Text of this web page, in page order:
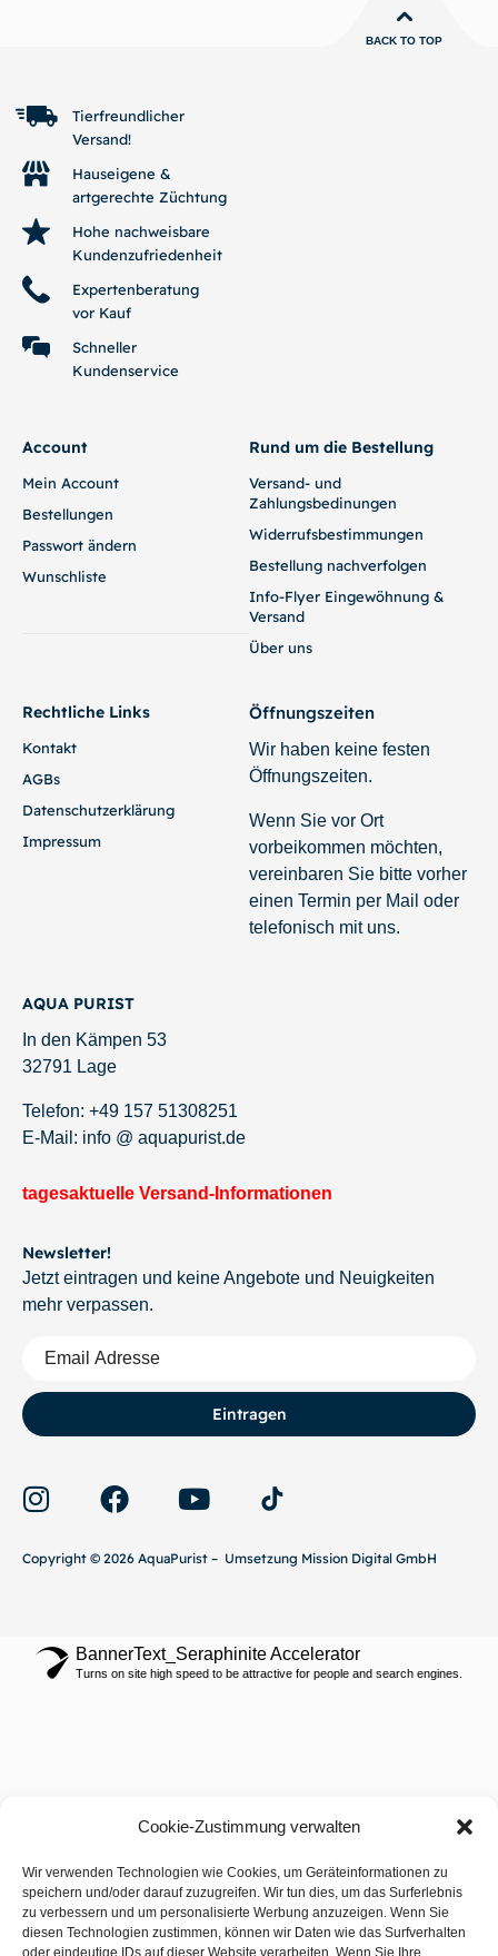
Cookie-Zustimmung verwalten
Wir verwenden Technologien wie Cookies, um Geräteinformationen zu
speichern und/oder darauf zuzugreifen. Wir tun dies, um das Surferlebnis
zu verbessern und um personalisierte Werbung anzuzeigen. Wenn Sie
diesen Technologien zustimmen, können wir Daten wie das Surfverhalten
oder eindeutige IDs auf dieser Website verarbeiten. Wenn Sie Ihre
BACK TO TOP
Tierfreundlicher
Versand!
Hauseigene &
artgerechte Züchtung
Hohe nachweisbare
Kundenzufriedenheit
Expertenberatung
vor Kauf
Schneller
Kundenservice
Account
Mein Account
Bestellungen
Passwort ändern
Wunschliste
Rund um die Bestellung
Versand- und
Zahlungsbedinungen
Widerrufsbestimmungen
Bestellung nachverfolgen
Info-Flyer Eingewöhnung &
Versand
Über uns
Rechtliche Links
Kontakt
AGBs
Datenschutzerklärung
Impressum
Öffnungszeiten
Wir haben keine festen
Öffnungszeiten.
Wenn Sie vor Ort
vorbeikommen möchten,
vereinbaren Sie bitte vorher
einen Termin per Mail oder
telefonisch mit uns.
AQUA PURIST
In den Kämpen 53
32791 Lage
Telefon: +49 157 51308251
E-Mail: info @ aquapurist.de
tagesaktuelle Versand-Informationen
Copyright © 2026 AquaPurist – Umsetzung Mission Digital GmbH
Newsletter!
Jetzt eintragen und keine Angebote und Neuigkeiten
mehr verpassen.
Eintragen
BannerText_Seraphinite Accelerator
Turns on site high speed to be attractive for people and search engines.